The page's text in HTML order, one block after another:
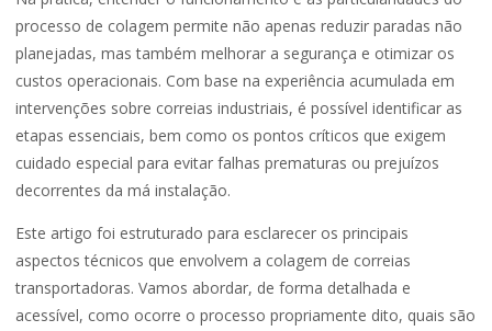
processo de colagem permite não apenas reduzir paradas não
planejadas, mas também melhorar a segurança e otimizar os
custos operacionais. Com base na experiência acumulada em
intervenções sobre correias industriais, é possível identificar as
etapas essenciais, bem como os pontos críticos que exigem
cuidado especial para evitar falhas prematuras ou prejuízos
decorrentes da má instalação.
Este artigo foi estruturado para esclarecer os principais
aspectos técnicos que envolvem a colagem de correias
transportadoras. Vamos abordar, de forma detalhada e
acessível, como ocorre o processo propriamente dito, quais são